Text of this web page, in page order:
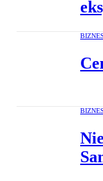
BIZNES
BIZNES